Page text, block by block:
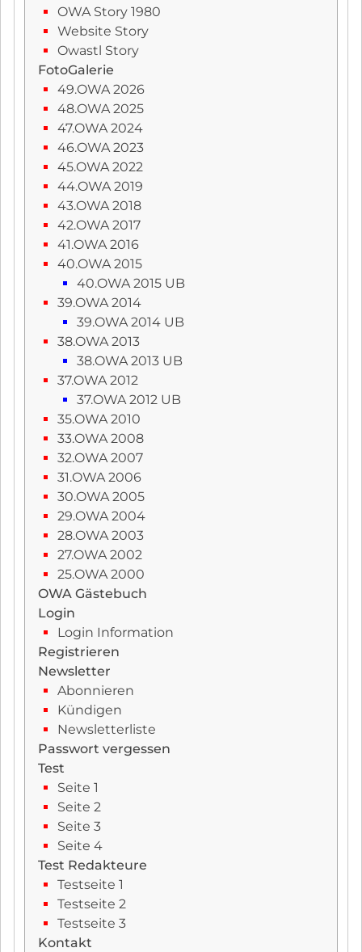
OWA Story 1980
Website Story
Owastl Story
FotoGalerie
49.OWA 2026
48.OWA 2025
47.OWA 2024
46.OWA 2023
45.OWA 2022
44.OWA 2019
43.OWA 2018
42.OWA 2017
41.OWA 2016
40.OWA 2015
40.OWA 2015 UB
39.OWA 2014
39.OWA 2014 UB
38.OWA 2013
38.OWA 2013 UB
37.OWA 2012
37.OWA 2012 UB
35.OWA 2010
33.OWA 2008
32.OWA 2007
31.OWA 2006
30.OWA 2005
29.OWA 2004
28.OWA 2003
27.OWA 2002
25.OWA 2000
OWA Gästebuch
Login
Login Information
Registrieren
Newsletter
Abonnieren
Kündigen
Newsletterliste
Passwort vergessen
Test
Seite 1
Seite 2
Seite 3
Seite 4
Test Redakteure
Testseite 1
Testseite 2
Testseite 3
Kontakt